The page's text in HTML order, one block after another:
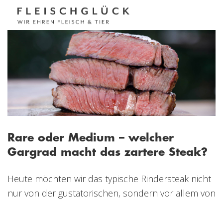
Rare oder Medium – welcher
Gargrad macht das zartere Steak?
Heute möchten wir das typische Rindersteak nicht
nur von der gustatorischen, sondern vor allem von